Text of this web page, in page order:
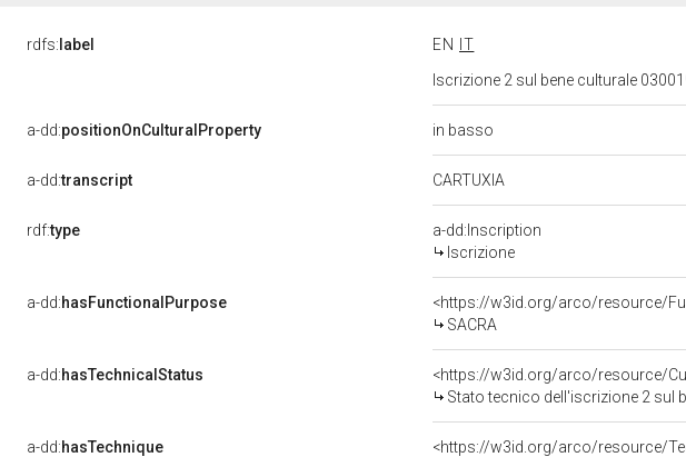
rdfs: label EN
IT
Iscrizione 2 sul bene culturale
a-dd:positionOnCulturalProperty in basso
a-dd:transcript CARTUXIA
rdf:type
a-dd:Inscription
Iscrizione
a-dd:hasFunctionalPurpose
<https://w3id.org/arco/resource/
SACRA
a-dd:hasTechnicalStatus
<https://w3id.org/arco/resource/
Stato tecnico dell'iscrizione 2 sul
a-dd:hasTechnique
<https://w3id.org/arco/resource/